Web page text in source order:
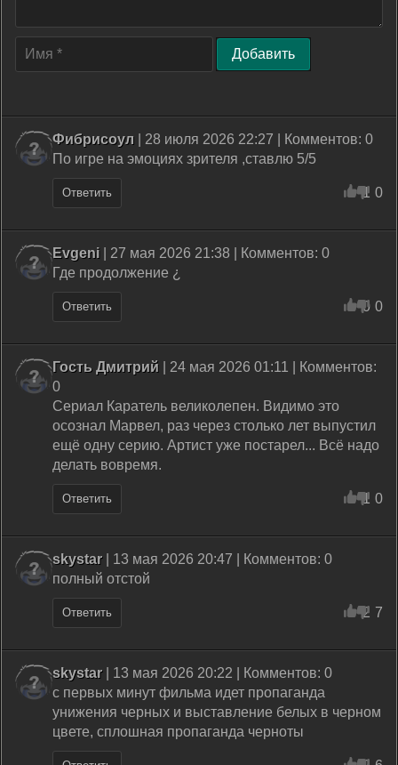
Добавить
Фибрисоул | 28 июля 2026 22:27 | Комментов: 0
По игре на эмоциях зрителя ,ставлю 5/5
Ответить 1 0
Evgeni | 27 мая 2026 21:38 | Комментов: 0
Где продолжение ¿
Ответить 0 0
Гость Дмитрий | 24 мая 2026 01:11 | Комментов:
0
Сериал Каратель великолепен. Видимо это
осознал Марвел, раз через столько лет выпустил
ещё одну серию. Артист уже постарел... Всё надо
делать вовремя.
Ответить 1 0
skystar| 13 мая 2026 20:47 | Комментов: 0
полный отстой
Ответить 2 7
skystar| 13 мая 2026 20:22 | Комментов: 0
с первых минут фильма идет пропаганда
унижения черных и выставление белых в черном
цвете, сплошная пропаганда черноты